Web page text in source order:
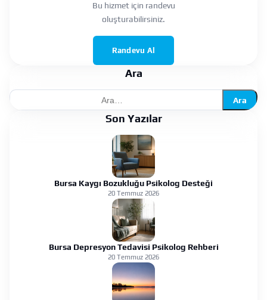
Bu hizmet için randevu
oluşturabilirsiniz.
Randevu Al
Ara
Ara
Son Yazılar
Bursa Kaygı Bozukluğu Psikolog Desteği
20 Temmuz 2026
Bursa Depresyon Tedavisi Psikolog Rehberi
20 Temmuz 2026